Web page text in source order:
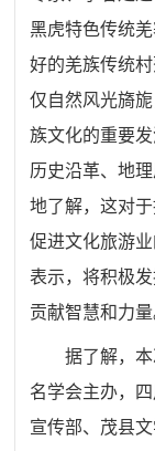
黑虎特色传统
好的羌族传统
仅自然风光旖
族文化的重要
历史沿革、地
地了解，这对
促进文化旅游
表示，将积极
贡献智慧和力量
据了解，
名学会主办，
宣传部、茂县